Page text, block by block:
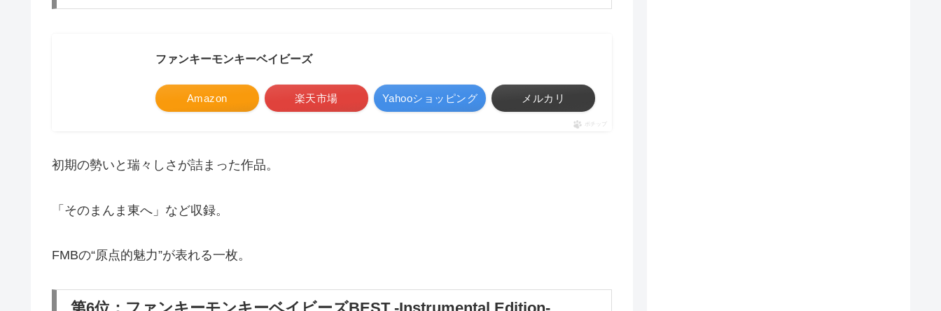
ファンキーモンキーベイビーズ
Amazon 楽天市場 Yahooショッピング メルカリ
ポチップ
初期の勢いと瑞々しさが詰まった作品。
「そのまんま東へ」など収録。
FMBの“原点的魅力”が表れる一枚。